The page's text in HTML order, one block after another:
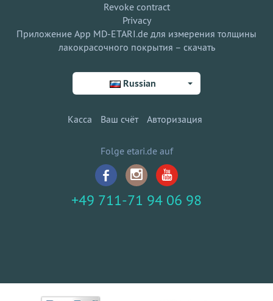
Revoke contract
Privacy
Приложение App MD-ETARI.de для измерения толщины
лакокрасочного покрытия – скачать
Russian
Касса Ваш счёт Авторизация
Folge etari.de auf
+49 711-71 94 06 98